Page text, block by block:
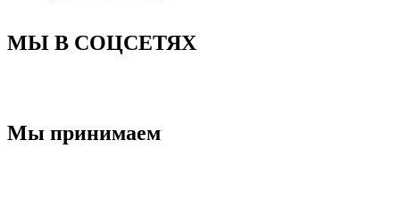
МЫ В СОЦСЕТЯХ
Мы принимаем